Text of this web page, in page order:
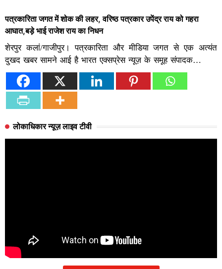
पत्रकारिता जगत में शोक की लहर, वरिष्ठ पत्रकार उपेंद्र राय को गहरा
आघात,बड़े भाई राजेश राय का निधन
शेरपुर कलां/गाजीपुर। पत्रकारिता और मीडिया जगत से एक अत्यंत
दुखद खबर सामने आई है भारत एक्सप्रेस न्यूज़ के समूह संपादक…
लोकाधिकार न्यूज़ लाइव टीवी